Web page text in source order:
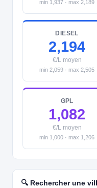
min 1,937 · max 2,189
DIESEL
2,194
€/L moyen
min 2,059 · max 2,505
GPL
1,082
€/L moyen
min 1,000 · max 1,206
🔍 Rechercher une